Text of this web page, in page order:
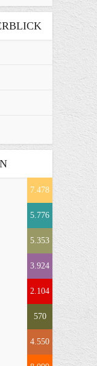
7.478
5.776
5.353
3.924
2.104
570
4.550